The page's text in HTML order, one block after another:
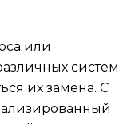
или
систем
их замена. С